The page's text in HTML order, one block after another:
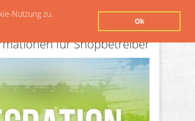
Nutzung zu.
Ok
für Shopbetreiber